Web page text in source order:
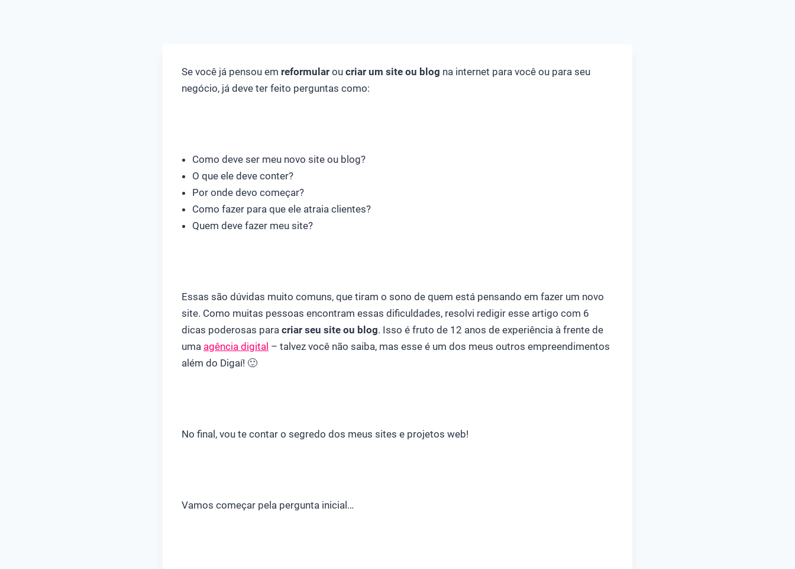
Se você já pensou em reformular ou criar um site ou blog na internet para você ou para seu
negócio, já deve ter feito perguntas como:
Como deve ser meu novo site ou blog?
O que ele deve conter?
Por onde devo começar?
Como fazer para que ele atraia clientes?
Quem deve fazer meu site?
Essas são dúvidas muito comuns, que tiram o sono de quem está pensando em fazer um novo
site. Como muitas pessoas encontram essas dificuldades, resolvi redigir esse artigo com 6
dicas poderosas para criar seu site ou blog. Isso é fruto de 12 anos de experiência à frente de
uma agência digital – talvez você não saiba, mas esse é um dos meus outros empreendimentos
além do Digaí! 🙂
No final, vou te contar o segredo dos meus sites e projetos web!
Vamos começar pela pergunta inicial…